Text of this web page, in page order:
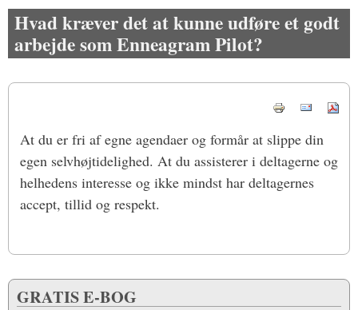
Hvad kræver det at kunne udføre et godt
arbejde som Enneagram Pilot?
At du er fri af egne agendaer og formår at slippe din
egen selvhøjtidelighed. At du assisterer i deltagerne og
helhedens interesse og ikke mindst har deltagernes
accept, tillid og respekt.
GRATIS E-BOG